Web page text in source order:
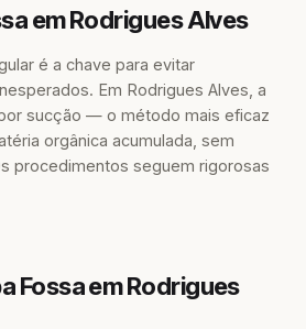
em Rodrigues Alves
é a chave para evitar
Em Rodrigues Alves, a
sucção — o método mais eficaz
orgânica acumulada, sem
procedimentos seguem rigorosas
Fossa em Rodrigues